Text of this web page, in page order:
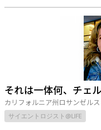
それは一体何、チェ
カリフォルニア州ロサンゼルス
サイエントロジスト@LIFE